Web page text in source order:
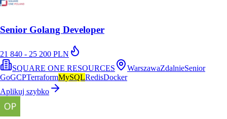
Senior Golang Developer
21 840 - 25 200 PLN
SQUARE ONE RESOURCES
WarszawaZdalnieSenior
GoGCPTerraformMySQLRedisDocker
Aplikuj szybko